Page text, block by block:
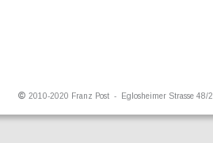
© 2010-2020 Franz Post  - Eglosheimer Strasse 48/